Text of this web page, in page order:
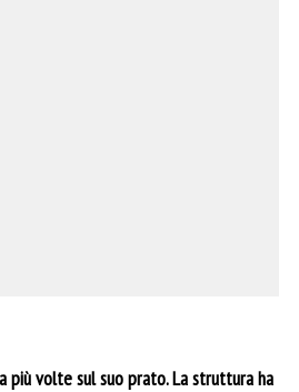
più volte sul suo prato. La struttura ha